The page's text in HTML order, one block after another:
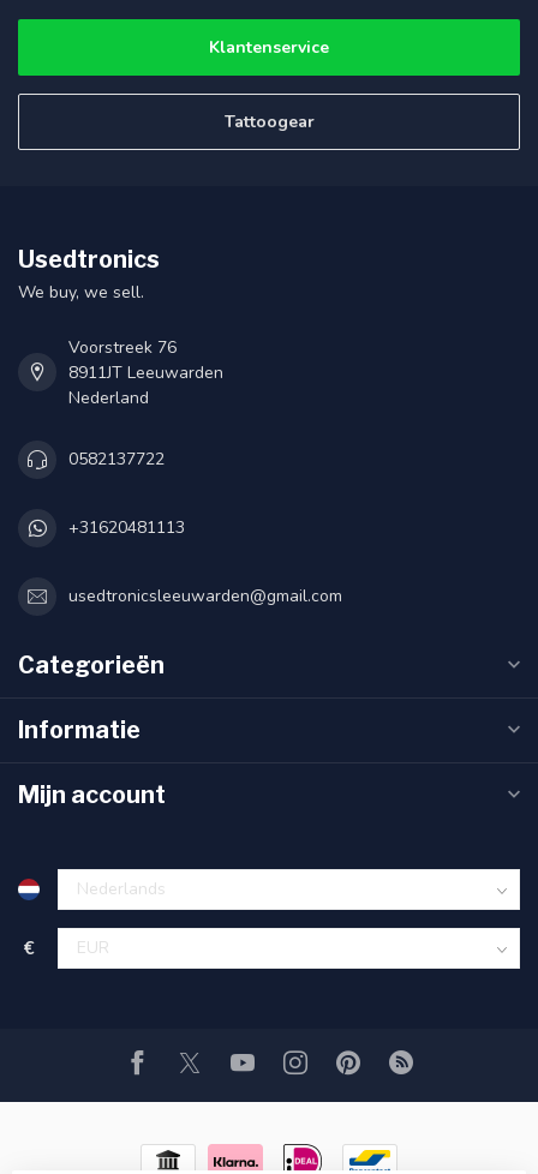
Klantenservice
Tattoogear
Usedtronics
We buy, we sell.
Voorstreek 76
8911JT Leeuwarden
Nederland
0582137722
+31620481113
usedtronicsleeuwarden@gmail.com
Categorieën
Informatie
Mijn account
€